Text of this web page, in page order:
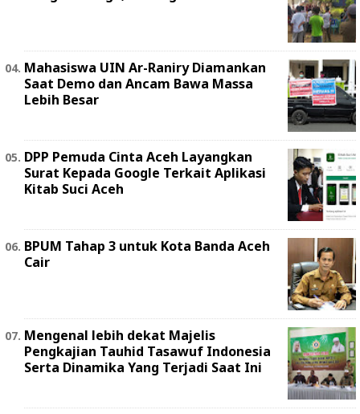
Mahasiswa UIN Ar-Raniry Diamankan
Saat Demo dan Ancam Bawa Massa
Lebih Besar
DPP Pemuda Cinta Aceh Layangkan
Surat Kepada Google Terkait Aplikasi
Kitab Suci Aceh
BPUM Tahap 3 untuk Kota Banda Aceh
Cair
Mengenal lebih dekat Majelis
Pengkajian Tauhid Tasawuf Indonesia
Serta Dinamika Yang Terjadi Saat Ini